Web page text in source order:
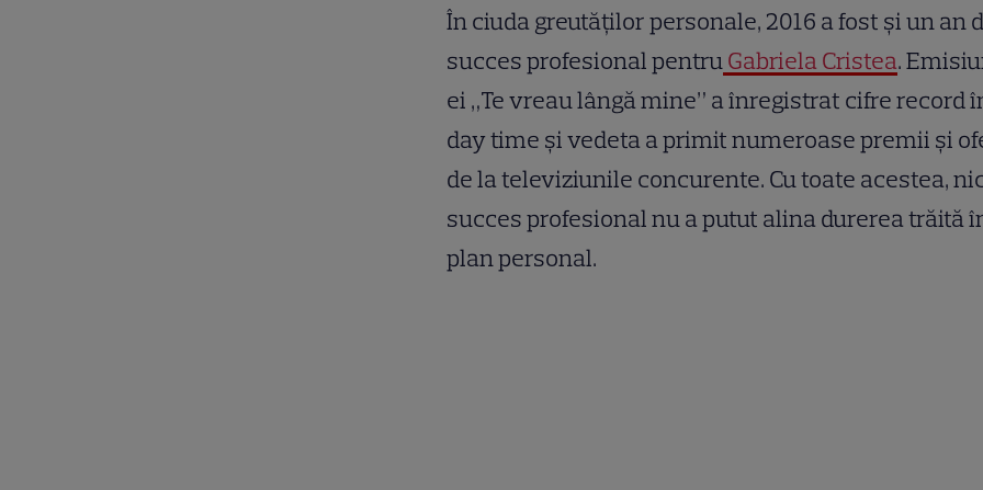
În ciuda greutăților personale, 2016 a fost și un an
succes profesional pentruGabriela Cristea.
ei „Te vreau lângă mine” a înregistrat cifre record
day time și vedeta a primit numeroase premii și
de la televiziunile concurente. Cu toate acestea,
succes profesional nu a putut alina durerea trăită
plan personal.